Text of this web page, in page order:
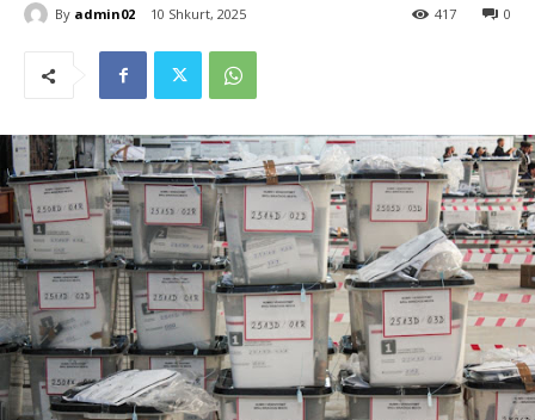
By admin02 10 Shkurt, 2025 0
417